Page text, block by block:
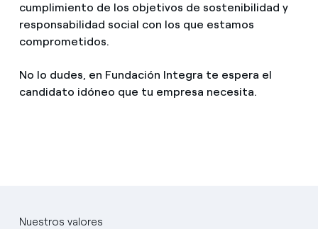
cumplimiento de los objetivos de sostenibilidad y
responsabilidad social con los que estamos
comprometidos.
No lo dudes, en Fundación Integra te espera el
candidato idóneo que tu empresa necesita.
Nuestros valores